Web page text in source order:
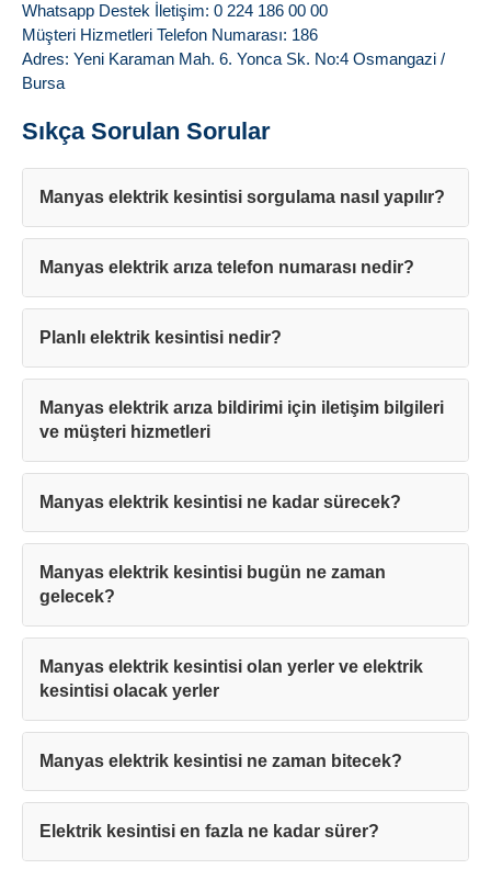
Whatsapp Destek İletişim: 0 224 186 00 00
Müşteri Hizmetleri Telefon Numarası: 186
Adres: Yeni Karaman Mah. 6. Yonca Sk. No:4 Osmangazi /
Bursa
Sıkça Sorulan Sorular
Manyas elektrik kesintisi sorgulama nasıl yapılır?
Manyas elektrik arıza telefon numarası nedir?
Planlı elektrik kesintisi nedir?
Manyas elektrik arıza bildirimi için iletişim bilgileri
ve müşteri hizmetleri
Manyas elektrik kesintisi ne kadar sürecek?
Manyas elektrik kesintisi bugün ne zaman
gelecek?
Manyas elektrik kesintisi olan yerler ve elektrik
kesintisi olacak yerler
Manyas elektrik kesintisi ne zaman bitecek?
Elektrik kesintisi en fazla ne kadar sürer?